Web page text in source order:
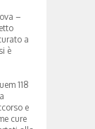
–
a
è
118
e
cure